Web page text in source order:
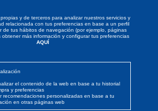
y de terceros para analizar nuestros servicios y
relacionada con tus preferencias en base a un perfil
de tus hábitos de navegación (por ejemplo, páginas
obtener más información y configurar tus preferencias
AQUÍ
el contenido de la web en base a tu historial
y preferencias
recomendaciones personalizadas en base a tu
en otras páginas web
LEVANTINA DE ALIMENTACIÓN SL ha sido
Europeo de Desarrollo Regional cuyo objetivo es
la creación y consolidación de empresas
ha tenido lugar durante el año 2021. Para ello
del PROGRAMA SOSTENIBILIDAD de la
de Castellón y cofinanciado por la Excma.